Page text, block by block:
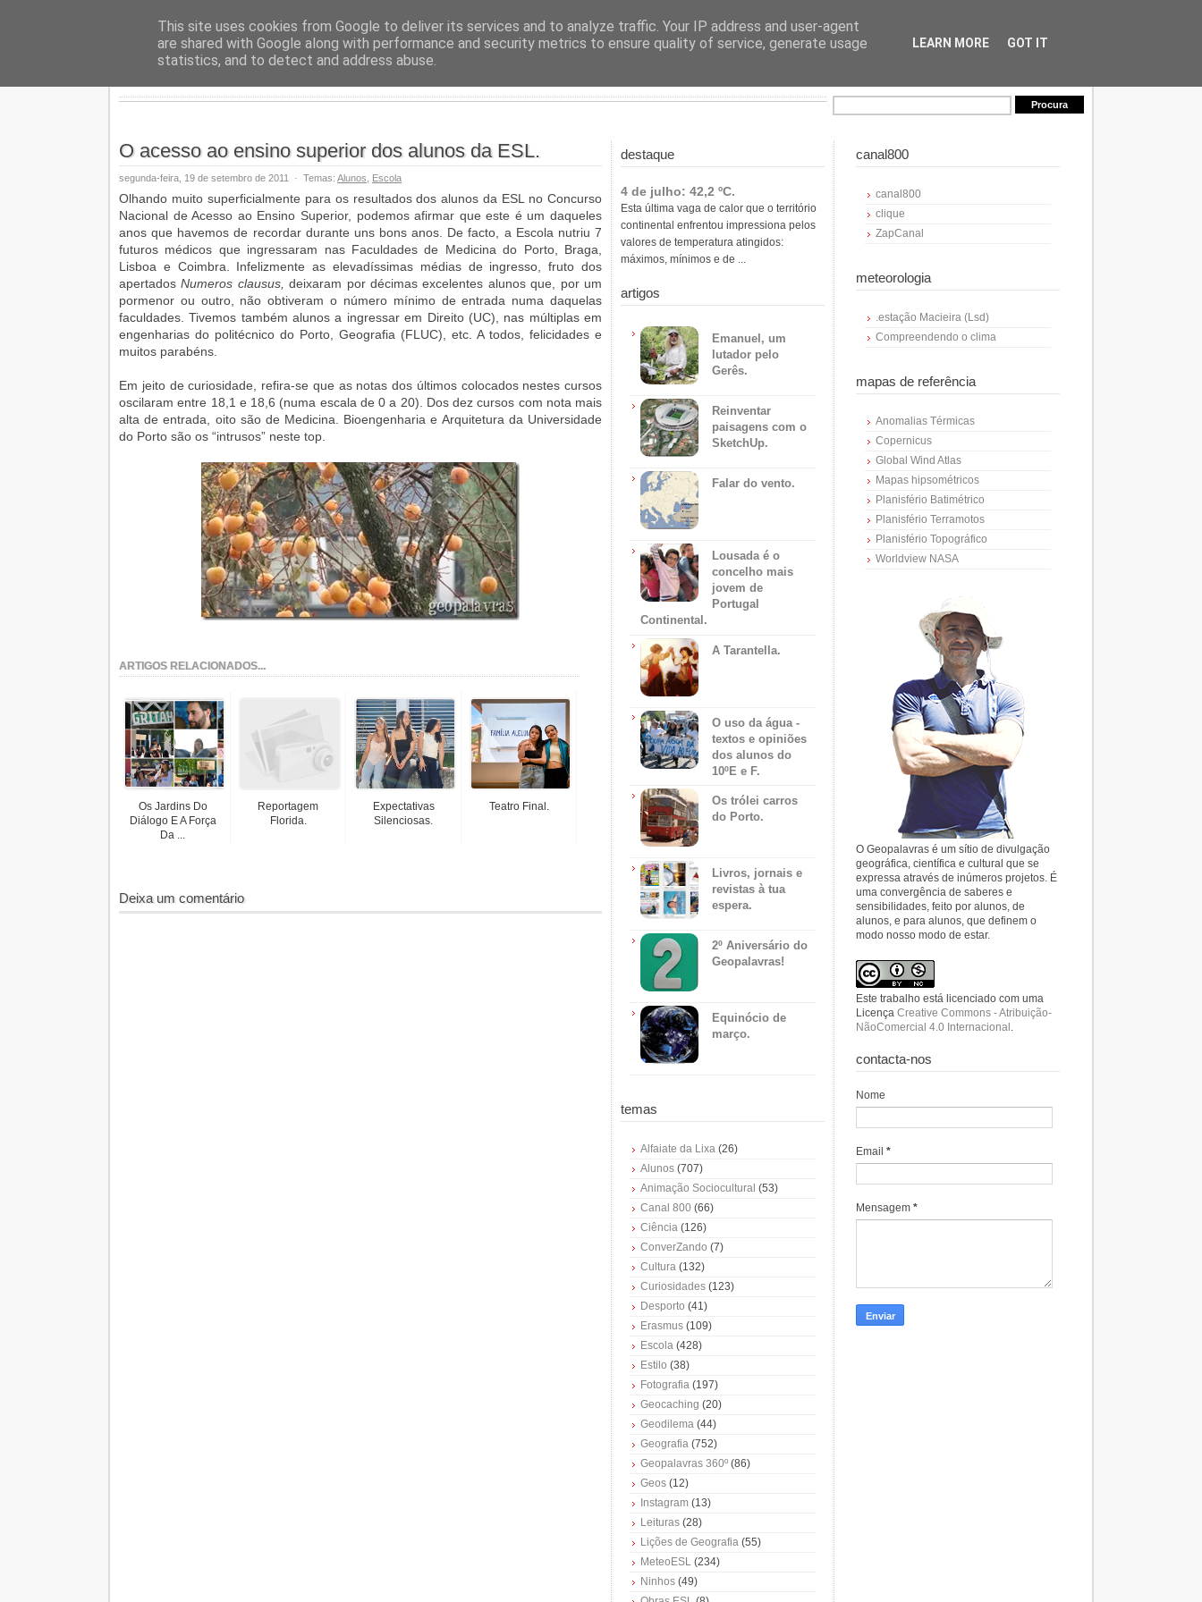
Geopalavras
O acesso ao ensino superior dos alunos da ESL.
segunda-feira, 19 de setembro de 2011 · Temas: Alunos Escola
Olhando muito superficialmente para os resultados dos alunos da ESL no Concurso
Nacional de Acesso ao Ensino Superior, podemos afirmar que este é um daqueles
anos que havemos de recordar durante uns bons anos. De facto, a Escola nutriu 7
futuros médicos que ingressaram nas Faculdades de Medicina do Porto, Braga,
Lisboa e Coimbra. Infelizmente as elevadíssimas médias de ingresso, fruto dos
apertadosNumeros clausus,deixaram por décimas excelentes alunos que, por um
pormenor ou outro, não obtiveram o número mínimo de entrada numa daquelas
faculdades. Tivemos também alunos a ingressar em Direito (UC), nas múltiplas em
engenharias do politécnico do Porto, Geografia (FLUC), etc. A todos, felicidades e
muitos parabéns.
Em jeito de curiosidade, refira-se que as notas dos últimos colocados nestes cursos
oscilaram entre 18,1 e 18,6 (numa escala de 0 a 20). Dos dez cursos com nota mais
alta de entrada, oito são de Medicina. Bioengenharia e Arquitetura da Universidade
do Porto são os “intrusos” neste top.
ARTIGOS RELACIONADOS...
Os Jardins Do
Diálogo E A Força
Da ...
Reportagem
Florida.
Expectativas
Silenciosas.
Teatro Final.
Deixa um comentário
destaque
4 de julho: 42,2 ºC.
Esta última vaga de calor que o território
continental enfrentou impressiona pelos
valores de temperatura atingidos:
máximos, mínimos e de ...
artigos
Emanuel, um
lutador pelo
Gerês.
Reinventar
paisagens com o
SketchUp.
Falar do vento.
Lousada é o
concelho mais
jovem de
Portugal
Continental.
A Tarantella.
O uso da água -
textos e opiniões
dos alunos do
10ºE e F.
Os trólei carros
do Porto.
Livros, jornais e
revistas à tua
espera.
2º Aniversário do
Geopalavras!
Equinócio de
março.
temas
Alfaiate da Lixa (26)
Alunos (707)
Animação Sociocultural (53)
Canal 800 (66)
Ciência (126)
ConverZando (7)
Cultura (132)
Curiosidades (123)
Desporto (41)
Erasmus (109)
Escola (428)
Estilo (38)
Fotografia (197)
Geocaching (20)
Geodilema (44)
Geografia (752)
Geopalavras 360º (86)
Geos (12)
Instagram (13)
Leituras (28)
Lições de Geografia (55)
MeteoESL (234)
Ninhos (49)
canal800
canal800
clique
ZapCanal
meteorologia
.estação Macieira (Lsd)
Compreendendo o clima
mapas de referência
Anomalias Térmicas
Copernicus
Global Wind Atlas
Mapas hipsométricos
Planisfério Batimétrico
Planisfério Terramotos
Planisfério Topográfico
Worldview NASA
O Geopalavras é um sítio de divulgação
geográfica, científica e cultural que se
expressa através de inúmeros projetos. É
uma convergência de saberes e
sensibilidades, feito por alunos, de
alunos, e para alunos, que definem o
modo nosso modo de estar.
Este trabalho está licenciado com uma
Licença Creative Commons - Atribuição-
NãoComercial 4.0 Internacional .
contacta-nos
Nome
Email *
Mensagem *
This site uses cookies from Google to deliver its services and to analyze traffic. Your IP address and user-agent
are shared with Google along with performance and security metrics to ensure quality of service, generate usage
statistics, and to detect and address abuse.
LEARN MORE GOT IT